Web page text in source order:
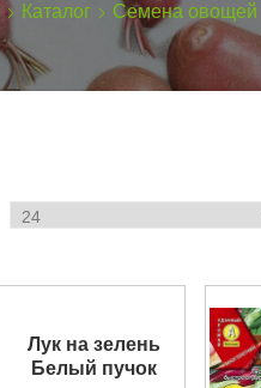
Каталог Семена овощей
Лук на зелень
Белый пучок